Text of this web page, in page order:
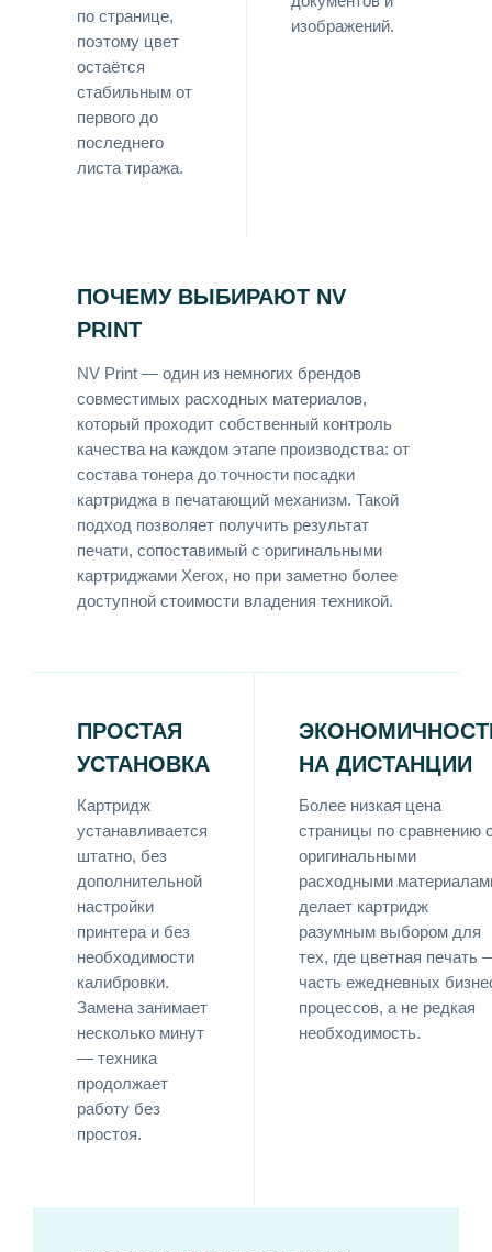
по странице,
поэтому цвет
остаётся
стабильным от
первого до
последнего
листа тиража.
изображений.
ПОЧЕМУ ВЫБИРАЮТ NV
PRINT
NV Print — один из немногих брендов
совместимых расходных материалов,
который проходит собственный контроль
качества на каждом этапе производства: от
состава тонера до точности посадки
картриджа в печатающий механизм. Такой
подход позволяет получить результат
печати, сопоставимый с оригинальными
картриджами Xerox, но при заметно более
доступной стоимости владения техникой.
ПРОСТАЯ
УСТАНОВКА
Картридж
устанавливается
штатно, без
дополнительной
настройки
принтера и без
необходимости
калибровки.
Замена занимает
несколько минут
— техника
продолжает
работу без
простоя.
НА ДИСТАНЦИИ
Более низкая цена
страницы по сравнению
оригинальными
расходными
делает картридж
разумным выбором для
тех, где цветная печать
часть ежедневных
процессов, а не редкая
необходимость.